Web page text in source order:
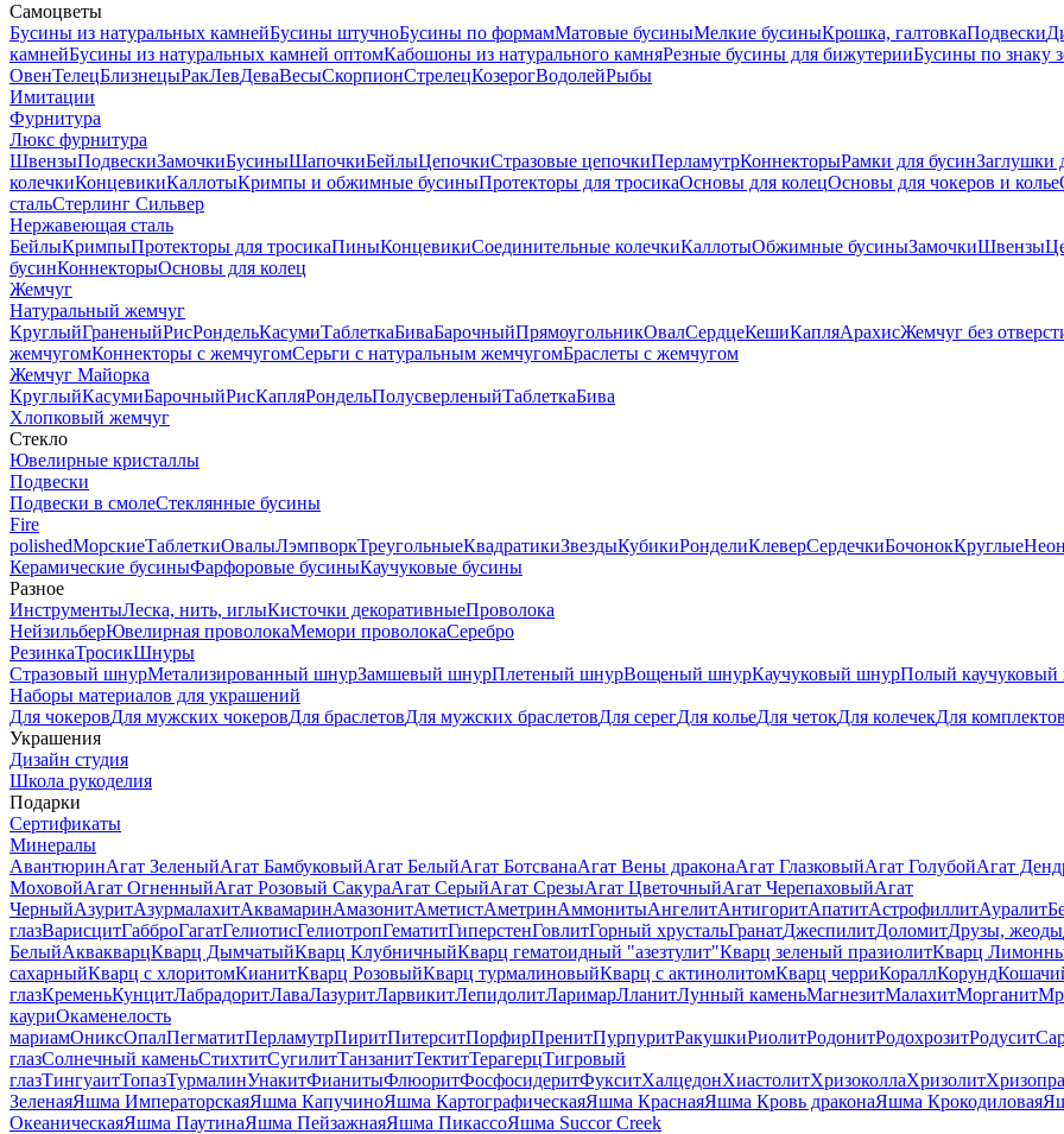
Самоцветы
Бусины из натуральных камнейБусины штучноБусины по формамМатовые бусиныМелкие бусиныКрошка, галтовкаПодвески
камнейБусины из натуральных камней оптомКабошоны из натурального камняРезные бусины для бижутерииБусины по знаку
ОвенТелецБлизнецыРакЛевДеваВесыСкорпионСтрелецКозерогВодолейРыбы
Имитации
Фурнитура
Люкс фурнитура
ШвензыПодвескиЗамочкиБусиныШапочкиБейлыЦепочкиСтразовые цепочкиПерламутрКоннекторыРамки для бусинЗаглушки
колечкиКонцевикиКаллотыКримпы и обжимные бусиныПротекторы для тросикаОсновы для колецОсновы для чокеров и колье
стальСтерлинг Сильвер
Нержавеющая сталь
БейлыКримпыПротекторы для тросикаПиныКонцевикиСоединительные колечкиКаллотыОбжимные бусиныЗамочкиШвензы
бусинКоннекторыОсновы для колец
Жемчуг
Натуральный жемчуг
КруглыйГраненыйРисРондельКасумиТаблеткаБиваБарочныйПрямоугольникОвалСердцеКешиКапляАрахисЖемчуг без
жемчугомКоннекторы с жемчугомСерьги с натуральным жемчугомБраслеты с жемчугом
Жемчуг Майорка
КруглыйКасумиБарочныйРисКапляРондельПолусверленыйТаблеткаБива
Хлопковый жемчуг
Стекло
Ювелирные кристаллы
Подвески
Подвески в смолеСтеклянные бусины
Fire
polishedМорскиеТаблеткиОвалыЛэмпворкТреугольныеКвадратикиЗвездыКубикиРонделиКлеверСердечкиБочонокКруглые
Керамические бусиныФарфоровые бусиныКаучуковые бусины
Разное
ИнструментыЛеска, нить, иглыКисточки декоративныеПроволока
НейзильберЮвелирная проволокаМемори проволокаСеребро
РезинкаТросикШнуры
Стразовый шнурМетализированный шнурЗамшевый шнурПлетеный шнурВощеный шнурКаучуковый шнурПолый
Наборы материалов для украшений
Для чокеровДля мужских чокеровДля браслетовДля мужских браслетовДля серегДля кольеДля четокДля колечекДля
Украшения
Дизайн студия
Школа рукоделия
Подарки
Сертификаты
Минералы
АвантюринАгат ЗеленыйАгат БамбуковыйАгат БелыйАгат БотсванаАгат Вены драконаАгат ГлазковыйАгат ГолубойАгат
МоховойАгат ОгненныйАгат Розовый СакураАгат СерыйАгат СрезыАгат ЦветочныйАгат ЧерепаховыйАгат
ЧерныйАзуритАзурмалахитАквамаринАмазонитАметистАметринАммонитыАнгелитАнтигоритАпатитАстрофиллитАуралит
глазВарисцитГабброГагатГелиотисГелиотропГематитГиперстенГовлитГорный хрустальГранатДжеспилитДоломитДрузы, жеоды
БелыйАквакварцКварц ДымчатыйКварц КлубничныйКварц гематоидный "азезтулит"Кварц зеленый празиолитКварц
сахарныйКварц с хлоритомКианитКварц РозовыйКварц турмалиновыйКварц с актинолитомКварц черриКораллКорунд
глазКременьКунцитЛабрадоритЛаваЛазуритЛарвикитЛепидолитЛаримарЛланитЛунный каменьМагнезитМалахитМорганит
кауриОкаменелость
мариамОниксОпалПегматитПерламутрПиритПитерситПорфирПренитПурпуритРакушкиРиолитРодонитРодохрозитРодусит
глазСолнечный каменьСтихтитСугилитТанзанитТектитТерагерцТигровый
глазТингуаитТопазТурмалинУнакитФианитыФлюоритФосфосидеритФукситХалцедонХиастолитХризоколлаХризолит
ЗеленаяЯшма ИмператорскаяЯшма КапучиноЯшма КартографическаяЯшма КраснаяЯшма Кровь драконаЯшма Крокодиловая
ОкеаническаяЯшма ПаутинаЯшма ПейзажнаяЯшма ПикассоЯшма Succor Creek